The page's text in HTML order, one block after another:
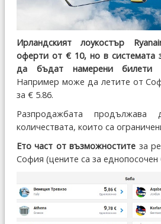
Ирландският лоукостър
оферти от € 10, но в системата
да бъдат намерени билети
Например може да летите от
за € 5.86.
Разпродажбата продължава
количествата, които са
Ето част от възможностите за
София (цените са за еднопосочен